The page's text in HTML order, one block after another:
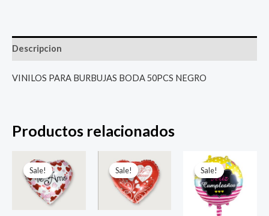
Descripcion
VINILOS PARA BURBUJAS BODA 50PCS NEGRO
Productos relacionados
Sale!
Sale!precio
original
era:
$ 4.000.
Sale!
Sale!precio
original
era:
$ 4.000.
Sale!
Sale!
El
precio
original
era:
$ 4.000.